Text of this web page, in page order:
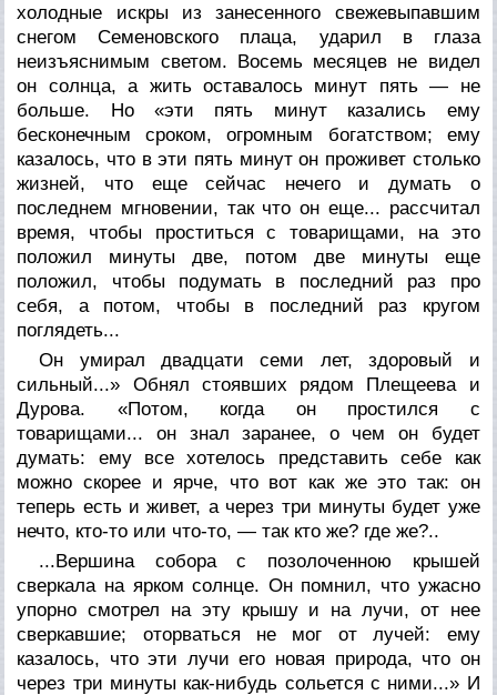
холодные искры из занесенного свежевыпавшим
снегом Семеновского плаца, ударил в глаза
неизъяснимым светом. Восемь месяцев не видел
он солнца, а жить оставалось минут пять — не
больше. Но «эти пять минут казались ему
бесконечным сроком, огромным богатством; ему
казалось, что в эти пять минут он проживет столько
жизней, что еще сейчас нечего и думать о
последнем мгновении, так что он еще... рассчитал
время, чтобы проститься с товарищами, на это
положил минуты две, потом две минуты еще
положил, чтобы подумать в последний раз про
себя, а потом, чтобы в последний раз кругом
поглядеть...
Он умирал двадцати семи лет, здоровый и
сильный...» Обнял стоявших рядом Плещеева и
Дурова. «Потом, когда он простился с
товарищами... он знал заранее, о чем он будет
думать: ему все хотелось представить себе как
можно скорее и ярче, что вот как же это так: он
теперь есть и живет, а через три минуты будет уже
нечто, кто-то или что-то, — так кто же? где же?..
...Вершина собора с позолоченною крышей
сверкала на ярком солнце. Он помнил, что ужасно
упорно смотрел на эту крышу и на лучи, от нее
сверкавшие; оторваться не мог от лучей: ему
казалось, что эти лучи его новая природа, что он
через три минуты как-нибудь сольется с ними...» И